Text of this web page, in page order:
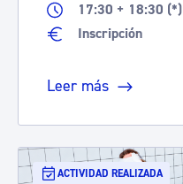
17:30 + 18:30 (*)
Inscripción
Leer más
ACTIVIDAD REALIZADA